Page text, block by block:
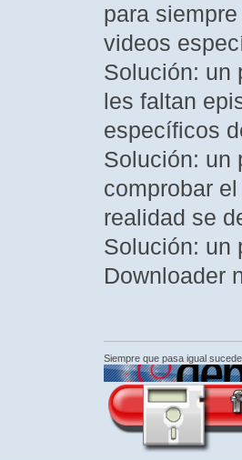
para
videos
Solución: un
les faltan
específicos
Solución: un
comprobar
realidad se
Solución: un
Downloader
Siempre que pasa igual